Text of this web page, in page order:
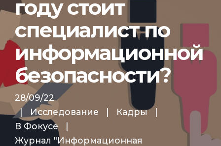
году стоит
специалист по
информационной
безопасности?
28/09/22
|
Исследование Кадры
В Фокусе
Журнал "Информационная